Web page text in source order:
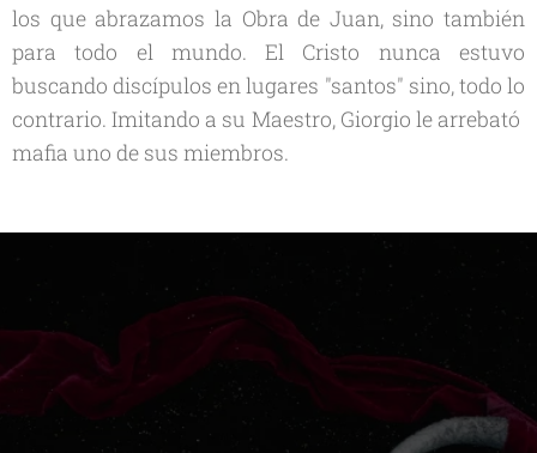
los que abrazamos la Obra de Juan, sino también
para todo el mundo. El Cristo nunca estuvo
buscando discípulos en lugares "santos" sino, todo lo
contrario. Imitando a su Maestro, Giorgio le arrebató
mafia uno de sus miembros.